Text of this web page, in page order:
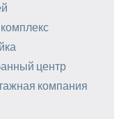
центр
компания